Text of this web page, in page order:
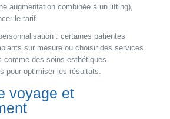
augmentation combinée à un lifting),
le tarif.
: certaines patientes
sur mesure ou choisir des services
comme des soins esthétiques
pour optimiser les résultats.
voyage et